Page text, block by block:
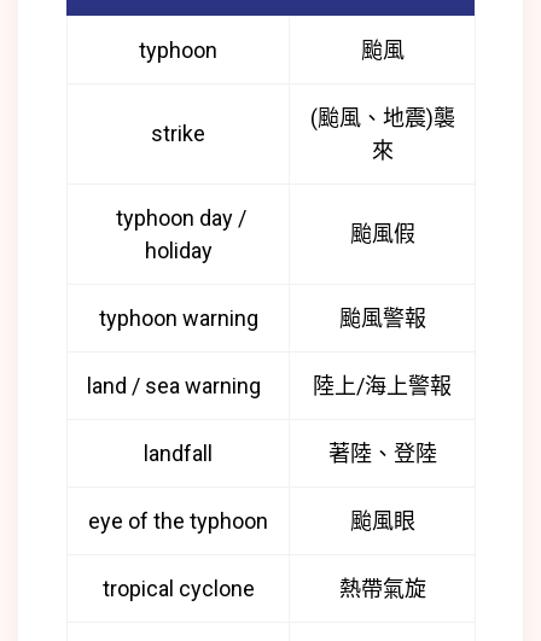
typhoon 颱風
strike
(颱風、地震)襲
來
typhoon day /
holiday
颱風假
typhoon warning 颱風警報
land / sea warning 陸上/海上警報
landfall 著陸、登陸
eye of the typhoon 颱風眼
tropical cyclone 熱帶氣旋